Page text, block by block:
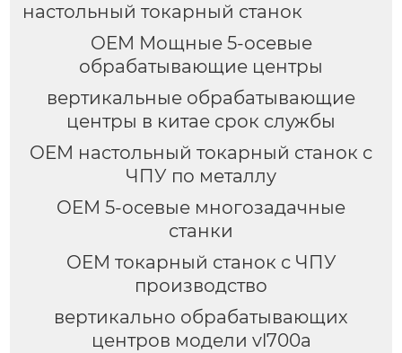
настольный токарный станок
OEM Мощные 5-осевые
обрабатывающие центры
вертикальные обрабатывающие
центры в китае срок службы
OEM настольный токарный станок с
ЧПУ по металлу
OEM 5-осевые многозадачные
станки
OEM токарный станок с ЧПУ
производство
вертикально обрабатывающих
центров модели vl700a